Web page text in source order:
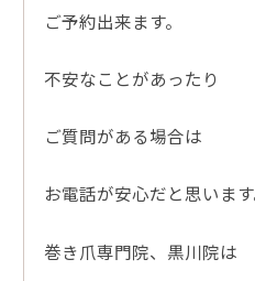
ご予約出来ます。
不安なことがあったり
ご質問がある場合は
お電話が安心だと思います
巻き爪専門院、黒川院は